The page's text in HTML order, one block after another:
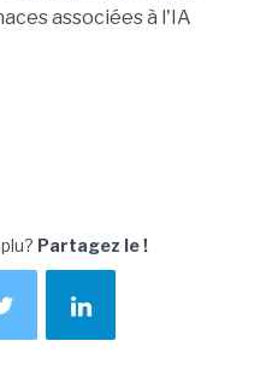
associées à l'IA
Partagez le !